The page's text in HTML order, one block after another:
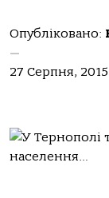
Опубліковано:
—
27 Серпня,